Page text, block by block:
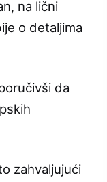
na lični
o detaljima
da
zahvaljujući